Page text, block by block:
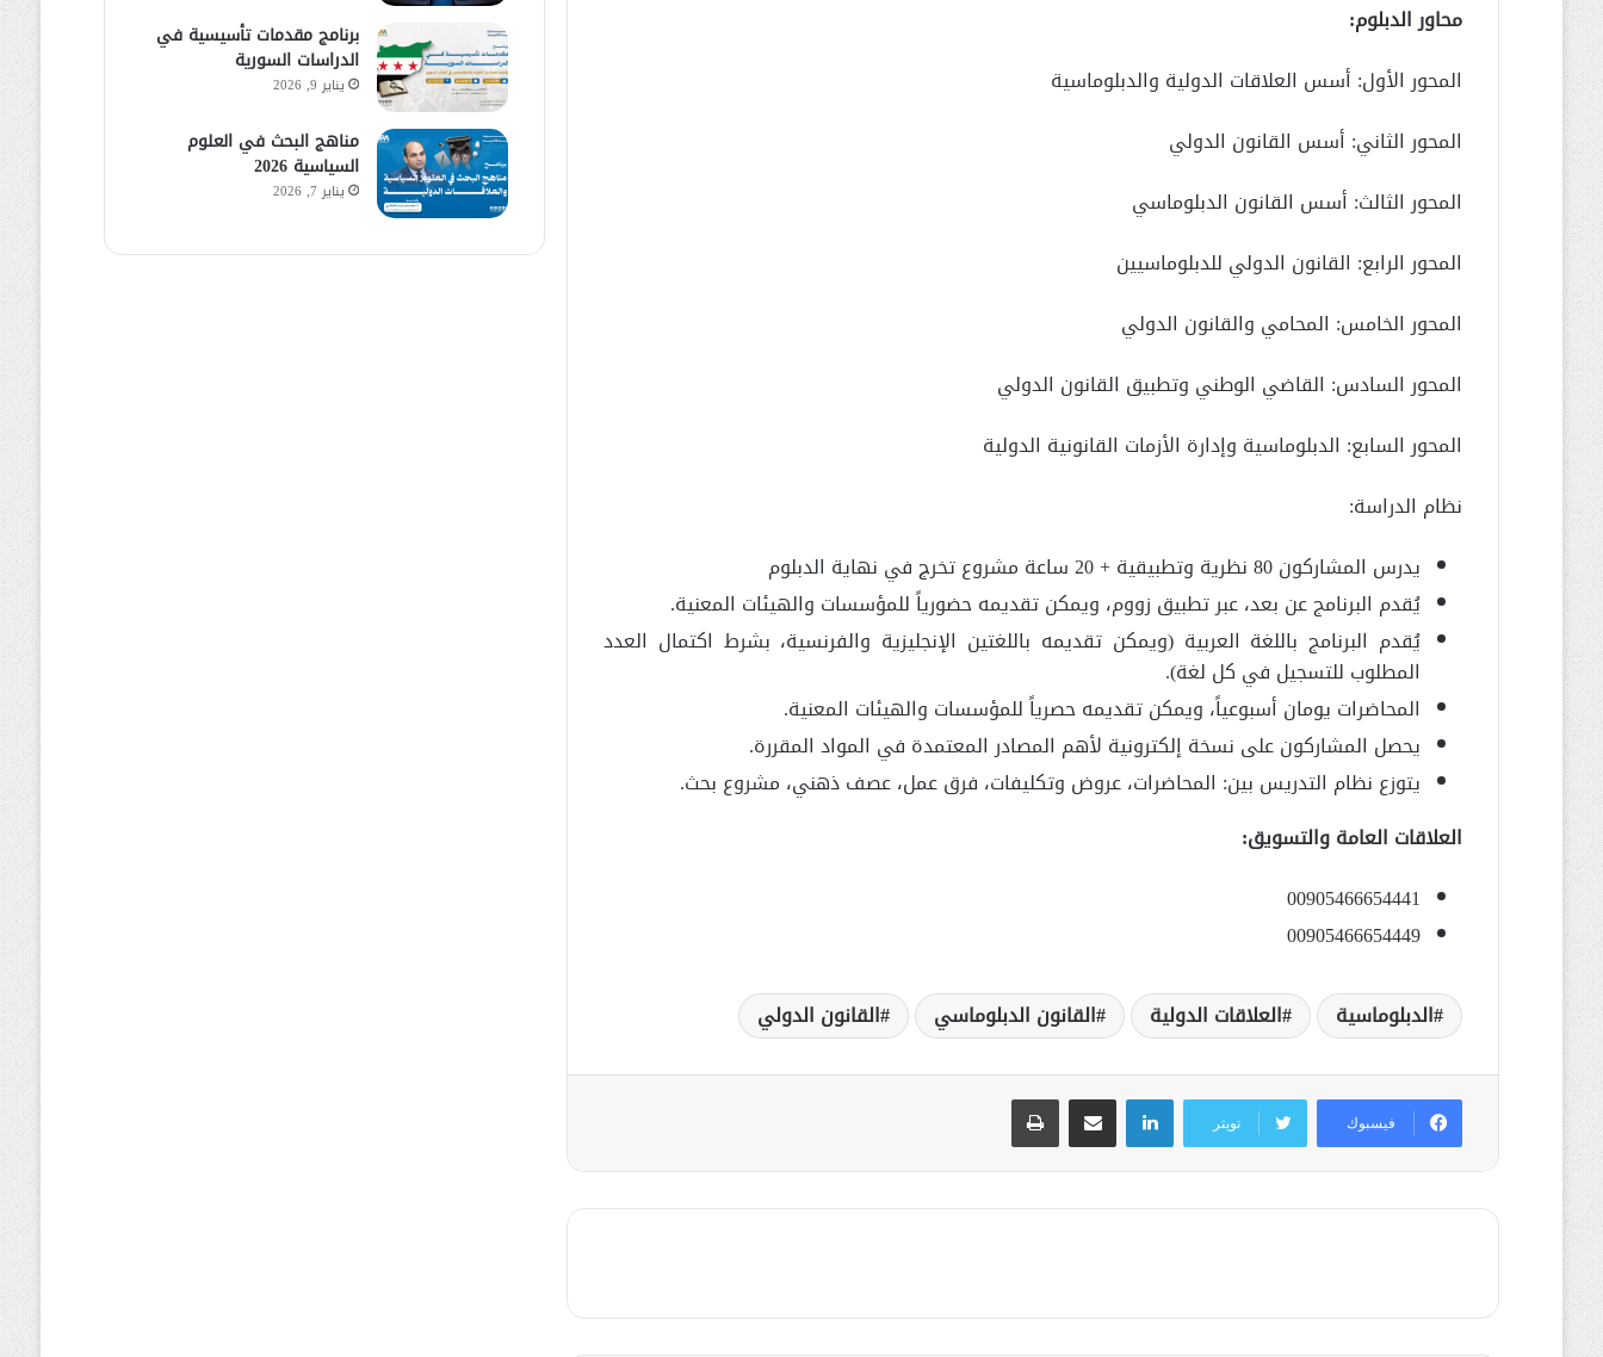
محاور الدبلوم:
المحور الأول: أسس العلاقات الدولية والدبلوماسية
المحور الثاني: أسس القانون الدولي
المحور الثالث: أسس القانون الدبلوماسي
المحور الرابع: القانون الدولي للدبلوماسيين
المحور الخامس: المحامي والقانون الدولي
المحور السادس: القاضي الوطني وتطبيق القانون الدولي
المحور السابع: الدبلوماسية وإدارة الأزمات القانونية الدولية
نظام الدراسة:
يدرس المشاركون 80 نظرية وتطبيقية + 20 ساعة مشروع تخرج في نهاية الدبلوم
يُقدم البرنامج عن بعد، عبر تطبيق زووم، ويمكن تقديمه حضورياً للمؤسسات والهيئات المعنية.
يُقدم البرنامج باللغة العربية (ويمكن تقديمه باللغتين الإنجليزية والفرنسية، بشرط اكتمال العدد
المطلوب للتسجيل في كل لغة).
المحاضرات يومان أسبوعياً، ويمكن تقديمه حصرياً للمؤسسات والهيئات المعنية.
يحصل المشاركون على نسخة إلكترونية لأهم المصادر المعتمدة في المواد المقررة.
يتوزع نظام التدريس بين: المحاضرات، عروض وتكليفات، فرق عمل، عصف ذهني، مشروع بحث.
العلاقات العامة والتسويق:
00905466654441
00905466654449
الدبلوماسية العلاقات الدولية القانون الدبلوماسي القانون الدولي
فيسبوك تويتر
لينكدإن مشاركة عبر البريد طباعة
برنامج مقدمات تأسيسية في
الدراسات السورية
يناير 9, 2026
مناهج البحث في العلوم
السياسية 2026
يناير 7, 2026